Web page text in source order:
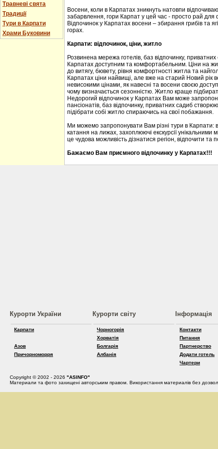
Травневі свята
Традиції
Тури в Карпати
Храми Буковини
Восени, коли в Карпатах зникнуть натовпи
забарвлення, гори Карпат у цей час - просто рай
Відпочинок у Карпатах восени – збирання грибів та
горах.
Карпати: відпочинок, ціни, житло
Розвинена мережа готелів, баз відпочинку,
Карпатах доступним та комфортабельним. Ціни на
до витягу, бювету, рівня комфортності житла та
Карпатах ціни найвищі, але вже на старий Новий рік
невисокими цінами, як навесні та восени своєю
чому визначається сезонністю. Житло краще
Недорогий відпочинок у Карпатах Вам може
пансіонатів, баз відпочинку, приватних садиб
підібрати собі житло спираючись на свої побажання.
Ми можемо запропонувати Вам різні тури в Карпати:
катання на лижах, захоплюючі екскурсії
це чудова можливість дізнатися регіон, відпочити та
Бажаємо Вам приємного відпочинку у Карпатах!!!
Курорти України
Карпати
Азов
Причорноморря
Курорти світу
Чорногорія
Хорватія
Болгарія
Албанія
Інформація
Контакти
Питання
Партнерство
Додати готель
Чартери
Copyright © 2002 - 2026 "ASINFO"
Материали та фото захищені авторським правом. Використання материалів без